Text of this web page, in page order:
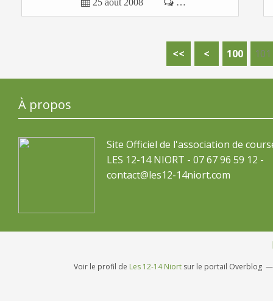
 25 août 2008  …
<< < 100 101
À propos
Site Officiel de l'association de
LES 12-14 NIORT - 07 67 96 59 12 -
contact@les12-14niort.com
Voir le profil de Les 12-14 Niort sur le portail Overblog